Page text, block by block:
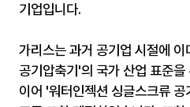
기업입니다.
가리스는 과거 공기업 시절에
공기압축기'의 국가 산업 표준을
이어 '워터인젝션 싱글스크류